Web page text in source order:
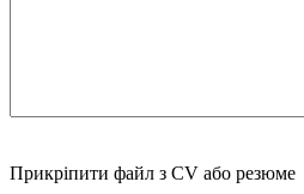
Прикріпити файл з CV або резюме